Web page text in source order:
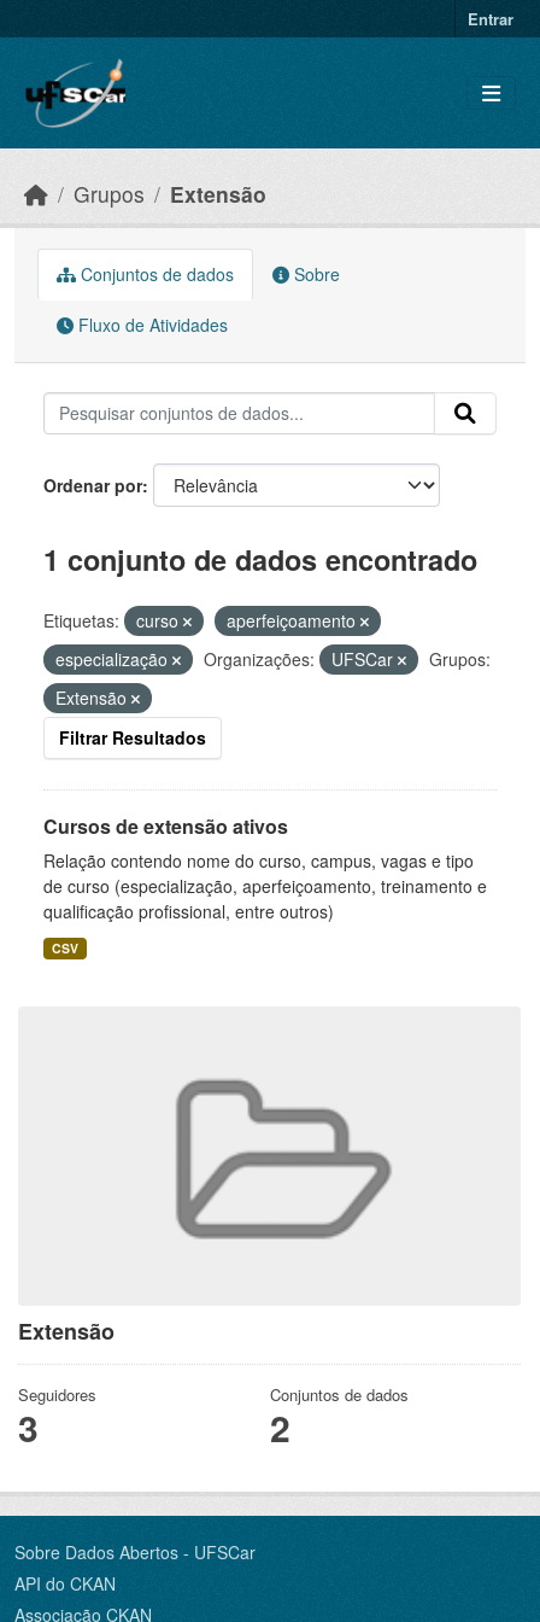
Entrar
Grupos Extensão
Extensão
Seguidores
3
Conjuntos de dados
2
Conjuntos de dados Sobre
Fluxo de Atividades
Ordenar por
1 conjunto de dados encontrado
Etiquetas: curso
aperfeiçoamento
especialização
Organizações: UFSCar
Grupos:
Extensão
Filtrar Resultados
Cursos de extensão ativos
Relação contendo nome do curso, campus, vagas e tipo
de curso (especialização, aperfeiçoamento, treinamento e
qualificação profissional, entre outros)
CSV
Sobre Dados Abertos - UFSCar
API do CKAN
Associação CKAN